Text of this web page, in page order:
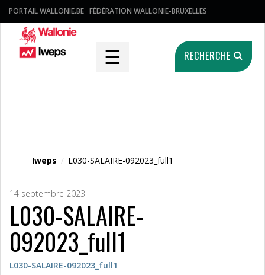
PORTAIL WALLONIE.BE FÉDÉRATION WALLONIE-BRUXELLES
☰ RECHERCHE
Iweps / L030-SALAIRE-092023_full1
14 septembre 2023
L030-SALAIRE-
092023_full1
L030-SALAIRE-092023_full1